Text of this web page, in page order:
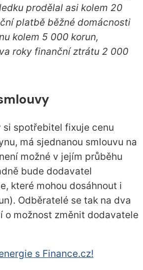
prodělal asi kolem 20
platbě běžné domácnosti
kolem 5 000 korun,
roky finanční ztrátu 2 000
si spotřebitel fixuje cenu
má sjednanou smlouvu na
možné v jejím průběhu
bude dodavatel
které mohou dosáhnout i
Odběratelé se tak na dva
o možnost změnit dodavatele
s Finance.cz!